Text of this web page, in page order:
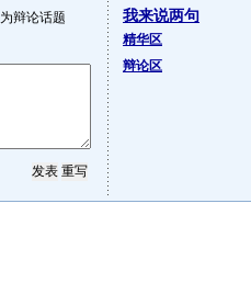
辩论话题 我来说两句
精华区
辩论区